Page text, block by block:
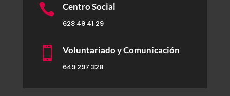
 Centro Social
628 49 41 29
 Voluntariado y Comunicación
649 297 328